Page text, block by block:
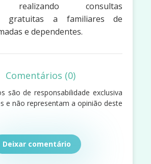
realizando consultas
gratuitas a familiares de
e dependentes.
Comentários (0)
são de responsabilidade exclusiva
e não representam a opinião deste
Deixar comentário